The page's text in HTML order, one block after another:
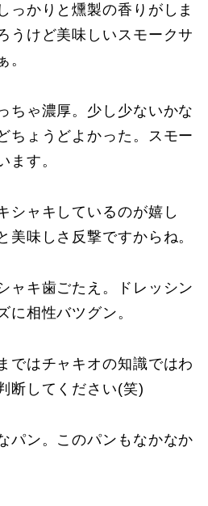
っかりと燻製の香りがしま
うけど美味しいスモークサ
。
ちゃ濃厚。少し少ないかな
ちょうどよかった。スモー
ます。
シャキしているのが嬉し
美味しさ反撃ですからね。
ャキ歯ごたえ。ドレッシン
に相性バツグン。
ではチャキオの知識ではわ
断してください(笑)
パン。このパンもなかなか